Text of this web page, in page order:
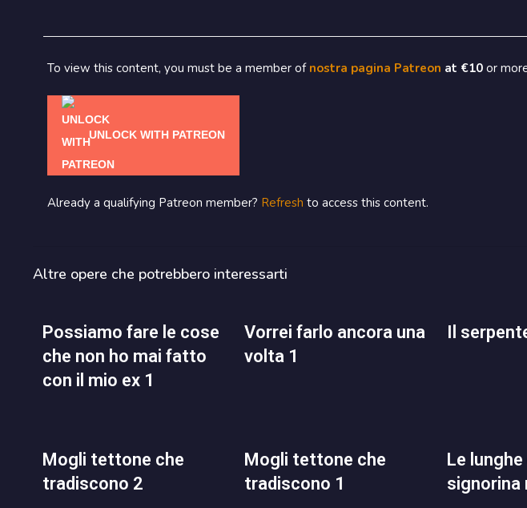
To view this content, you must be a member of nostra pagina Patreon at €10 or
UNLOCK WITH PATREON
Already a qualifying Patreon member? Refresh to access this content.
Altre opere che potrebbero interessarti
possiamo fare le cose
che non ho mai fatto
con il mio ex 1
vorrei farlo ancora una
volta 1
il
mogli tettone che
tradiscono 2
mogli tettone che
tradiscono 1
le lunghe doti della
signorina